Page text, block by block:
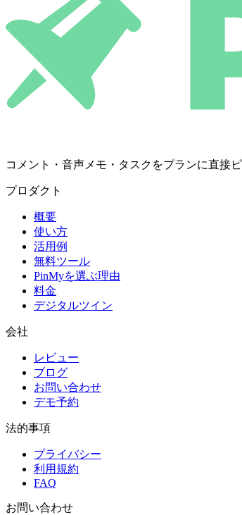
コメント・音声メモ・タスクをプランに直接
プロダクト
概要
使い方
活用例
無料ツール
PinMyを選ぶ理由
料金
デジタルツイン
会社
レビュー
ブログ
お問い合わせ
デモ予約
法的事項
プライバシー
利用規約
FAQ
お問い合わせ